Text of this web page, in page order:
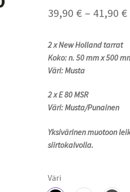
39,90 € – 41,90 €
2 x New Holland tarrat
Koko: n. 50 mm x 500
Väri: Musta
2 x E 80 MSR
Väri: Musta/Punainen
Yksivärinen muotoon
siirtokalvolla.
Väri